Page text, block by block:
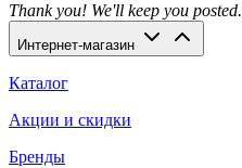
Thank you! We'll keep you posted.
Интернет-магазин
Каталог
Акции и скидки
Бренды